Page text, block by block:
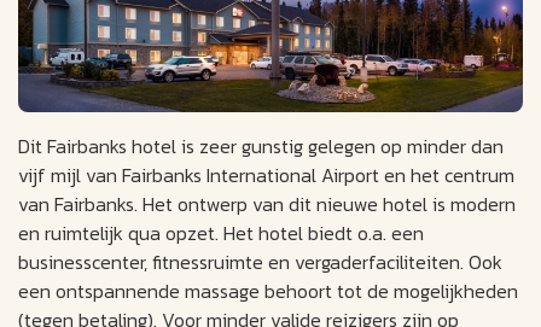
Dit Fairbanks hotel is zeer gunstig gelegen op minder dan
vijf mijl van Fairbanks International Airport en het centrum
van Fairbanks. Het ontwerp van dit nieuwe hotel is modern
en ruimtelijk qua opzet. Het hotel biedt o.a. een
businesscenter, fitnessruimte en vergaderfaciliteiten. Ook
een ontspannende massage behoort tot de mogelijkheden
(tegen betaling). Voor minder valide reizigers zijn op